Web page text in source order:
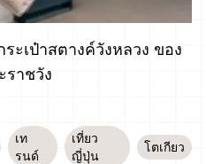
ะเป๋าสตางค์วังหลวง ของ
ราชวัง
เท
รนด์
เที่ยว
ญี่ปุ่น
โตเกียว